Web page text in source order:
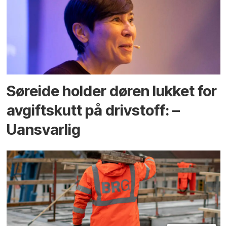
Søreide holder døren lukket for
avgiftskutt på drivstoff: –
Uansvarlig